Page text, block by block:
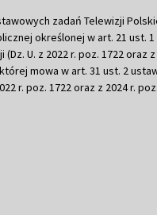
zadań Telewizji
określonej w art. 21 ust.
U. z 2022 r. poz. 1722 oraz
mowa w art. 31 ust. 2
r. poz. 1722 oraz z 2024 r.